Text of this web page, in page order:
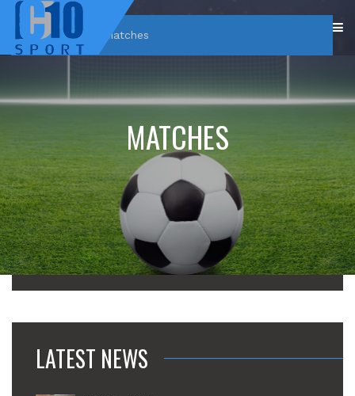
MATCHES
Home Matches
CATEGORÍAS
NEWS
PLAYERS
LATEST NEWS